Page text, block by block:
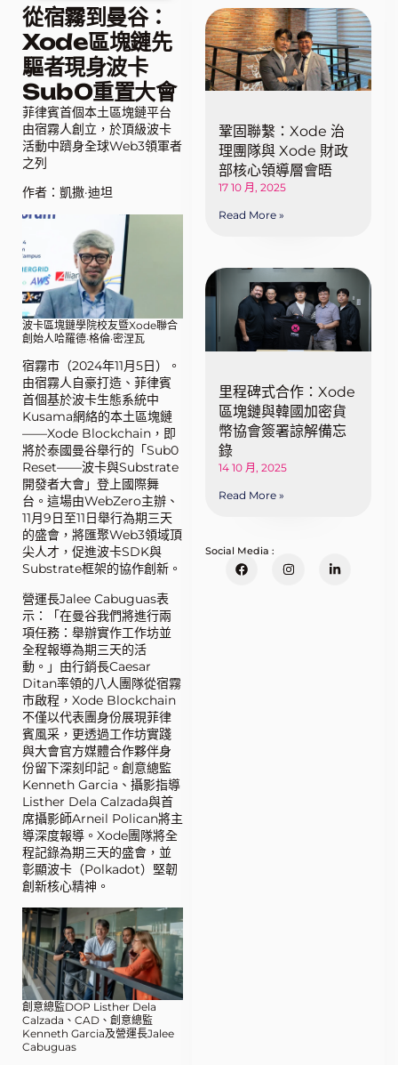
從宿霧到曼谷：
Xode區塊鏈先
驅者現身波卡
Sub0重置大會
菲律賓首個本土區塊鏈平台
由宿霧人創立，於頂級波卡
活動中躋身全球Web3領軍者
之列
作者：凱撒·迪坦
波卡區塊鏈學院校友暨Xode聯合
創始人哈羅德·格倫·密涅瓦
宿霧市（2024年11月5日）。
由宿霧人自豪打造、菲律賓
首個基於波卡生態系統中
Kusama網絡的本土區塊鏈
——Xode Blockchain，即
將於泰國曼谷舉行的「Sub0
Reset——波卡與Substrate
開發者大會」登上國際舞
台。這場由WebZero主辦、
11月9日至11日舉行為期三天
的盛會，將匯聚Web3領域頂
尖人才，促進波卡SDK與
Substrate框架的協作創新。
營運長Jalee Cabuguas表
示：「在曼谷我們將進行兩
項任務：舉辦實作工作坊並
全程報導為期三天的活
動。」由行銷長Caesar
Ditan率領的八人團隊從宿霧
市啟程，Xode Blockchain
不僅以代表團身份展現菲律
賓風采，更透過工作坊實踐
與大會官方媒體合作夥伴身
份留下深刻印記。創意總監
Kenneth Garcia、攝影指導
Listher Dela Calzada與首
席攝影師Arneil Polican將主
導深度報導。Xode團隊將全
程記錄為期三天的盛會，並
彰顯波卡（Polkadot）堅韌
創新核心精神。
創意總監DOP Listher Dela
Calzada、CAD、創意總監
Kenneth Garcia及營運長Jalee
Cabuguas
鞏固聯繫：Xode 治
理團隊與 Xode 財政
部核心領導層會晤
17 10 月, 2025
Read More »
里程碑式合作：Xode
區塊鏈與韓國加密貨
幣協會簽署諒解備忘
錄
14 10 月, 2025
Read More »
Social Media :